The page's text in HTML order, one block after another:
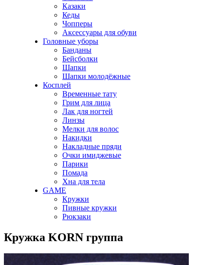
Казаки
Кеды
Чопперы
Аксессуары для обуви
Головные уборы
Банданы
Бейсболки
Шапки
Шапки молодёжные
Косплей
Временные тату
Грим для лица
Лак для ногтей
Линзы
Мелки для волос
Накидки
Накладные пряди
Очки имиджевые
Парики
Помада
Хна для тела
GAME
Кружки
Пивные кружки
Рюкзаки
Кружка KORN группа